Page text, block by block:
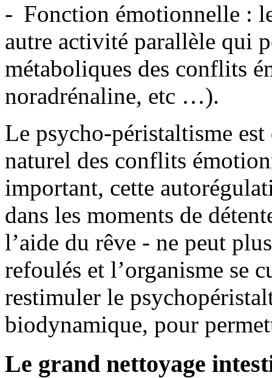
Fonction émotionnelle :
autre activité parallèle qui
métaboliques des conflits
noradrénaline, etc …).
Le psycho-péristaltisme
naturel des conflits
important, cette
dans les moments de
l’aide du rêve - ne peut
refoulés et l’organisme se
restimuler le
biodynamique, pour
Le grand nettoyage